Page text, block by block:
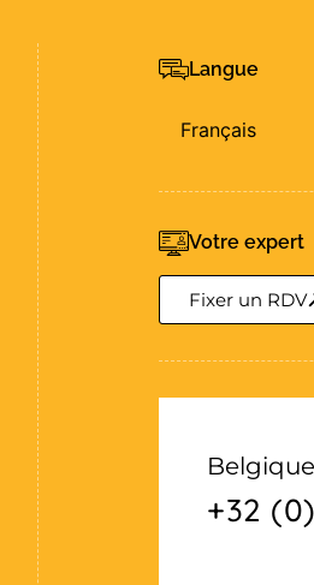
Langue
Français
Votre expert
Fixer un RDV
Belgique
+32